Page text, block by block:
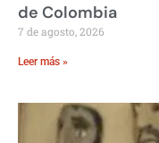
de Colombia
7 de agosto, 2026
Leer más »